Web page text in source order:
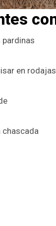
pardinas
en rodajas
chascada